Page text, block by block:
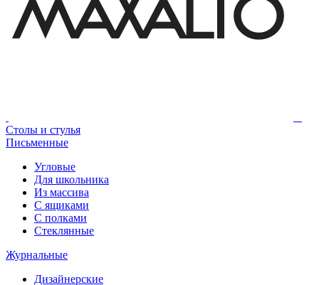
Столы и стулья
Письменные
Угловые
Для школьника
Из массива
С ящиками
С полками
Стеклянные
Журнальные
Дизайнерские